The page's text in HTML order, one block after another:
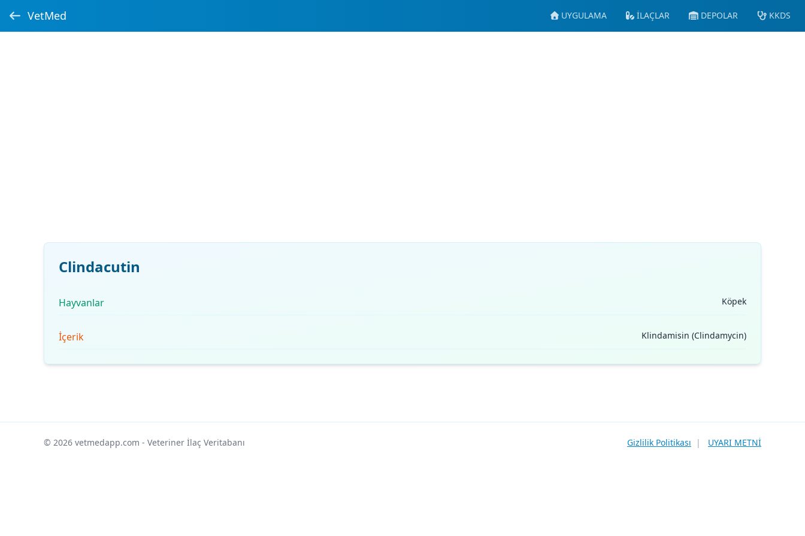
VetMed UYGULAMA İLAÇLAR DEPOLAR KKDS
Clindacutin
Hayvanlar Köpek
İçerik Klindamisin (Clindamycin)
© 2026 vetmedapp.com - Veteriner İlaç Veritabanı Gizlilik Politikası | UYARI METNİ